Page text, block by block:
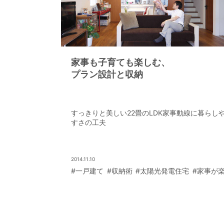
家事も子育ても楽しむ、
プラン設計と収納
すっきりと美しい22畳のLDK家事動線に暮らし
すさの工夫
2014.11.10
#一戸建て #収納術 #太陽光発電住宅 #家事が